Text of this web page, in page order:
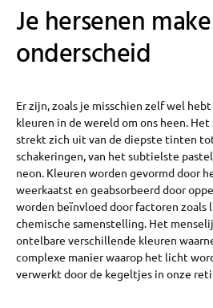
Je hersenen
onderscheid
Er zijn, zoals je misschien zelf wel
kleuren in de wereld om ons heen.
strekt zich uit van de diepste tinten
schakeringen, van het subtielste
neon. Kleuren worden gevormd door
weerkaatst en geabsorbeerd door
worden beïnvloed door factoren
chemische samenstelling. Het
ontelbare verschillende kleuren
complexe manier waarop het licht
verwerkt door de kegeltjes in onze